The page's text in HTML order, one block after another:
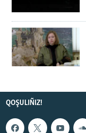
QOŞULIÑIZ!